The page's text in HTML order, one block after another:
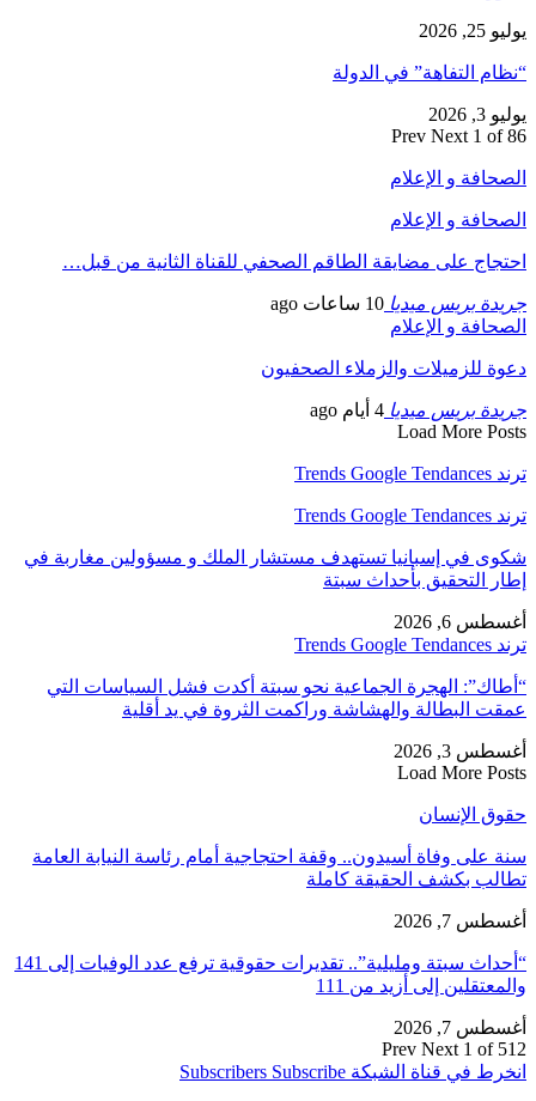
يوليو 25, 2026
“نظام التفاهة” في الدولة
يوليو 3, 2026
Prev Next 1 of 86
الصحافة و الإعلام
الصحافة و الإعلام
احتجاج على مضايقة الطاقم الصحفي للقناة الثانية من قبل…
جريدة بريس ميديا 10 ساعات ago
الصحافة و الإعلام
دعوة للزميلات والزملاء الصحفيون
جريدة بريس ميديا 4 أيام ago
Load More Posts
ترند Trends Google Tendances
ترند Trends Google Tendances
شكوى في إسبانيا تستهدف مستشار الملك و مسؤولين مغاربة في
إطار التحقيق بأحداث سبتة
أغسطس 6, 2026
ترند Trends Google Tendances
“أطاك”: الهجرة الجماعية نحو سبتة أكدت فشل السياسات التي
عمقت البطالة والهشاشة وراكمت الثروة في يد أقلية
أغسطس 3, 2026
Load More Posts
حقوق الإنسان
سنة على وفاة أسيدون.. وقفة احتجاجية أمام رئاسة النيابة العامة
تطالب بكشف الحقيقة كاملة
أغسطس 7, 2026
“أحداث سبتة ومليلية”.. تقديرات حقوقية ترفع عدد الوفيات إلى 141
والمعتقلين إلى أزيد من 111
أغسطس 7, 2026
Prev Next 1 of 512
انخرط في قناة الشبكة
Subscribers Subscribe